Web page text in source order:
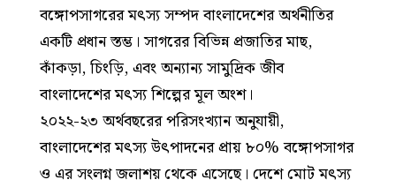
বঙ্গোপসাগরের মৎস্য সম্পদ বাংলাদেশের অর্থনীতির
একটি প্রধান স্তম্ভ। সাগরের বিভিন্ন প্রজাতির মাছ,
কাঁকড়া, চিংড়ি, এবং অন্যান্য সামুদ্রিক জীব
বাংলাদেশের মৎস্য শিল্পের মূল অংশ।
২০২২-২৩ অর্থবছরের পরিসংখ্যান অনুযায়ী,
বাংলাদেশের মৎস্য উৎপাদনের প্রায় ৮০% বঙ্গোপসাগর
ও এর সংলগ্ন জলাশয় থেকে এসেছে। দেশে মোট মৎস্য